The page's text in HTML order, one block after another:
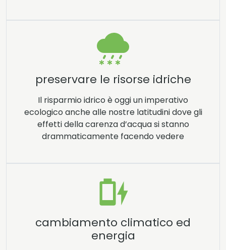
preservare le risorse idriche
Il risparmio idrico è oggi un imperativo
ecologico anche alle nostre latitudini dove gli
effetti della carenza d’acqua si stanno
drammaticamente facendo vedere
cambiamento climatico ed
energia